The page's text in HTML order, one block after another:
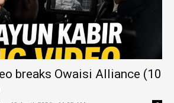
breaks Owaisi Alliance (10